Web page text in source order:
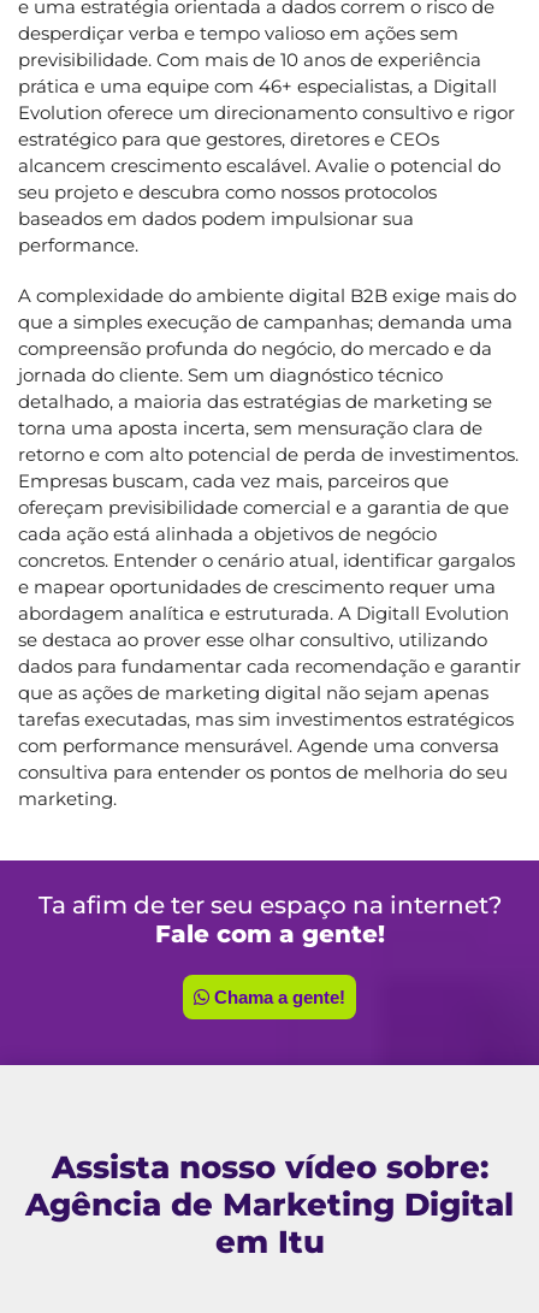
e uma estratégia orientada a dados correm o risco de
desperdiçar verba e tempo valioso em ações sem
previsibilidade. Com mais de 10 anos de experiência
prática e uma equipe com 46+ especialistas, a Digitall
Evolution oferece um direcionamento consultivo e rigor
estratégico para que gestores, diretores e CEOs
alcancem crescimento escalável. Avalie o potencial do
seu projeto e descubra como nossos protocolos
baseados em dados podem impulsionar sua
performance.
A complexidade do ambiente digital B2B exige mais do
que a simples execução de campanhas; demanda uma
compreensão profunda do negócio, do mercado e da
jornada do cliente. Sem um diagnóstico técnico
detalhado, a maioria das estratégias de marketing se
torna uma aposta incerta, sem mensuração clara de
retorno e com alto potencial de perda de investimentos.
Empresas buscam, cada vez mais, parceiros que
ofereçam previsibilidade comercial e a garantia de que
cada ação está alinhada a objetivos de negócio
concretos. Entender o cenário atual, identificar gargalos
e mapear oportunidades de crescimento requer uma
abordagem analítica e estruturada. A Digitall Evolution
se destaca ao prover esse olhar consultivo, utilizando
dados para fundamentar cada recomendação e garantir
que as ações de marketing digital não sejam apenas
tarefas executadas, mas sim investimentos estratégicos
com performance mensurável. Agende uma conversa
consultiva para entender os pontos de melhoria do seu
marketing.
Ta afim de ter seu espaço na internet?
Fale com a gente!
Chama a gente!
Assista nosso vídeo sobre:
Agência de Marketing Digital
em Itu